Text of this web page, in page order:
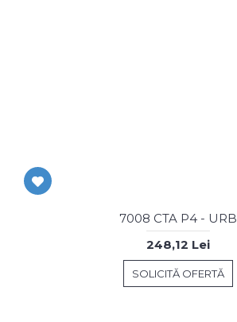
7008 CTA P4 - URB
248,12 Lei
SOLICITĂ OFERTĂ